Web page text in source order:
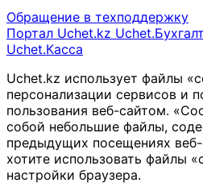
Обращение в техподдержку
Портал Uchet.kz
Uchet.Касса
Uchet.kz использует файлы
персонализации сервисов и
пользования веб-сайтом.
собой небольшие файлы,
предыдущих посещениях
хотите использовать файлы
настройки браузера.